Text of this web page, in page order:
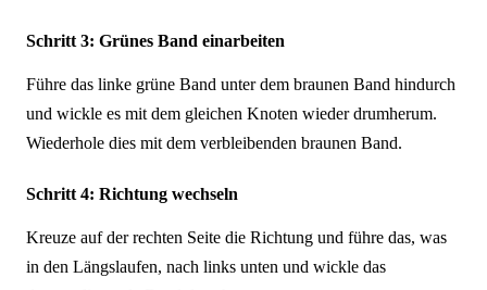
Schritt 3: Grünes Band einarbeiten
Führe das linke grüne Band unter dem braunen Band hindurch
und wickle es mit dem gleichen Knoten wieder drumherum.
Wiederhole dies mit dem verbleibenden braunen Band.
Schritt 4: Richtung wechseln
Kreuze auf der rechten Seite die Richtung und führe das, was
in den Längslaufen, nach links unten und wickle das